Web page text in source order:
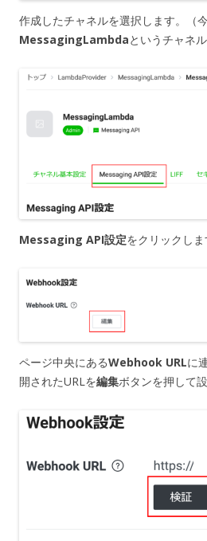
作成したチャネルを選択します。（今
MessagingLambdaというチャネ
Messaging API設定をクリックしま
ページ中央にあるWebhook URLに
開されたURLを編集ボタンを押して設